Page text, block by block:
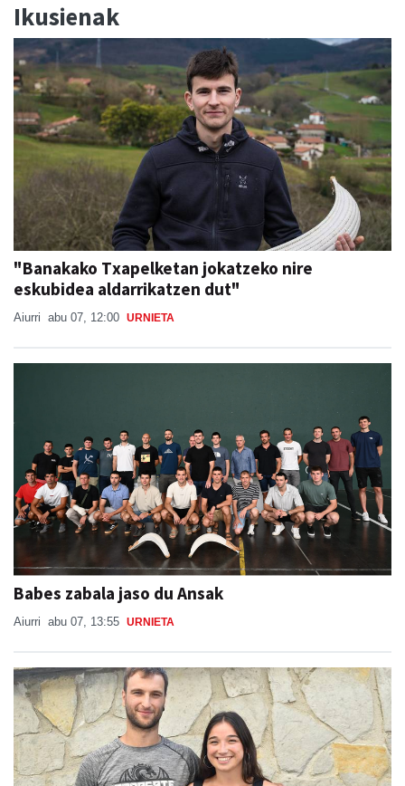
Ikusienak
"Banakako Txapelketan jokatzeko nire
eskubidea aldarrikatzen dut"
Aiurri abu 07, 12:00 URNIETA
Babes zabala jaso du Ansak
Aiurri abu 07, 13:55 URNIETA